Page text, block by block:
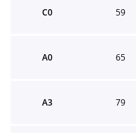
C0 59
A0 65
A3 79